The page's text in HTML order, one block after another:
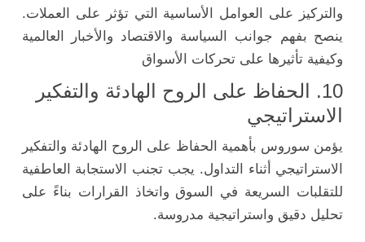
والتركيز على العوامل الأساسية التي تؤثر على العملات.
ينصح بفهم جوانب السياسة والاقتصاد والأخبار العالمية
وكيفية تأثيرها على تحركات الأسواق
10. الحفاظ على الروح الهادئة والتفكير
الاستراتيجي
يؤمن سوروس بأهمية الحفاظ على الروح الهادئة والتفكير
الاستراتيجي أثناء التداول. يجب تجنب الاستجابة العاطفية
للتقلبات السريعة في السوق واتخاذ القرارات بناءً على
تحليل دقيق واستراتيجية مدروسة.